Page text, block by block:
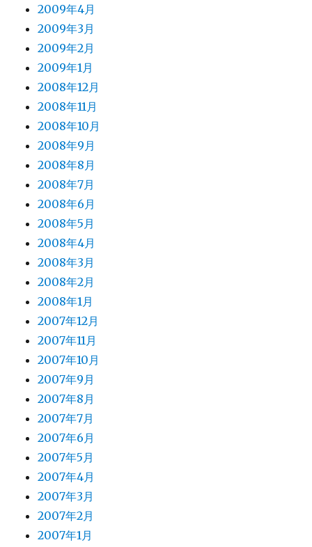
2009年4月
2009年3月
2009年2月
2009年1月
2008年12月
2008年11月
2008年10月
2008年9月
2008年8月
2008年7月
2008年6月
2008年5月
2008年4月
2008年3月
2008年2月
2008年1月
2007年12月
2007年11月
2007年10月
2007年9月
2007年8月
2007年7月
2007年6月
2007年5月
2007年4月
2007年3月
2007年2月
2007年1月